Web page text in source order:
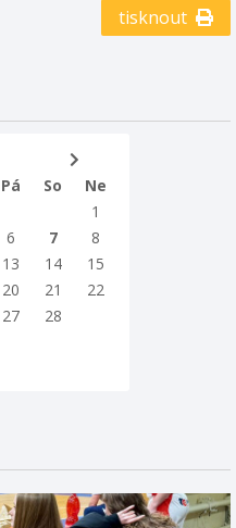
potrvá do 24. 4. 2026.
tisknout
Pá So
Ne
1
6 7
8
13 14
15
20 21
22
27 28